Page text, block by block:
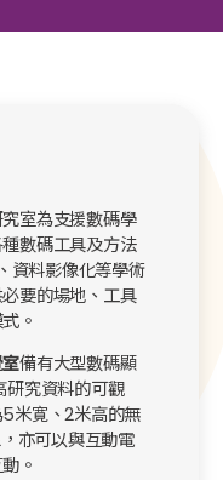
室為支援數碼學
數碼工具及方法
資料影像化等學術
要的場地、工具
。
備有大型數碼顯
研究資料的可觀
米寛、2米高的無
亦可以與互動電
。